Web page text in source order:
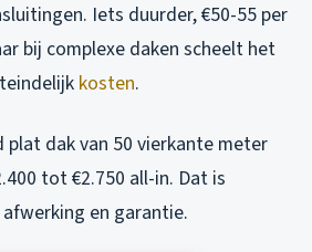
Iets duurder, €50-55 per
bij complexe daken scheelt het
kosten.
plat dak van 50 vierkante meter
tot €2.750 all-in. Dat is
en garantie.